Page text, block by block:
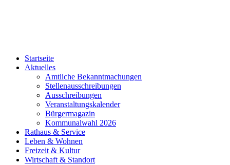
Startseite
Aktuelles
Amtliche Bekanntmachungen
Stellenausschreibungen
Ausschreibungen
Veranstaltungskalender
Bürgermagazin
Kommunalwahl 2026
Rathaus & Service
Leben & Wohnen
Freizeit & Kultur
Wirtschaft & Standort